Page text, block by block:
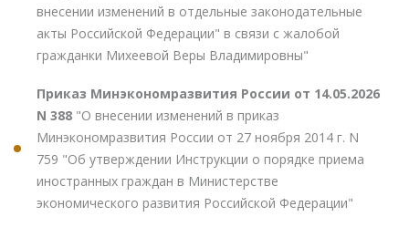
внесении изменений в отдельные законодательные
акты Российской Федерации" в связи с жалобой
гражданки Михеевой Веры Владимировны"
Приказ Минэкономразвития России от 14.05.2026
N 388 "О внесении изменений в приказ
Минэкономразвития России от 27 ноября 2014 г. N
759 "Об утверждении Инструкции о порядке приема
иностранных граждан в Министерстве
экономического развития Российской Федерации"